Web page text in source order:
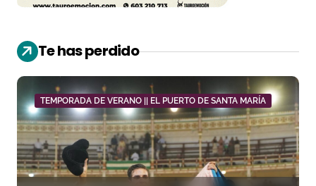
Te has perdido
TEMPORADA DE VERANO || EL PUERTO DE SANTA MARÍA